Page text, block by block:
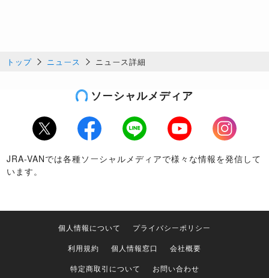
トップ ニュース ニュース詳細
ソーシャルメディア
Twitter Facebook LINE Youtube
Instagram
JRA-VANでは各種ソーシャルメディアで様々な情報を発信して
います。
個人情報について
プライバシーポリシー
利用規約
個人情報窓口
会社概要
特定商取引について
お問い合わせ